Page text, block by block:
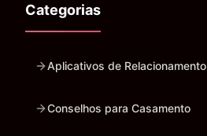
Categorias
Aplicativos de Relacionamento
Conselhos para Casamento